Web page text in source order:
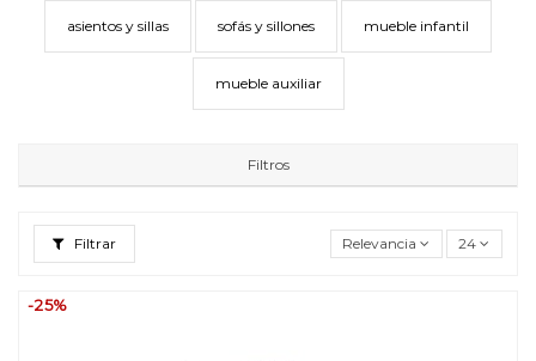
asientos y sillas sofás y sillones mueble infantil
mueble auxiliar
Filtros
Filtrar Relevancia 24
-25%